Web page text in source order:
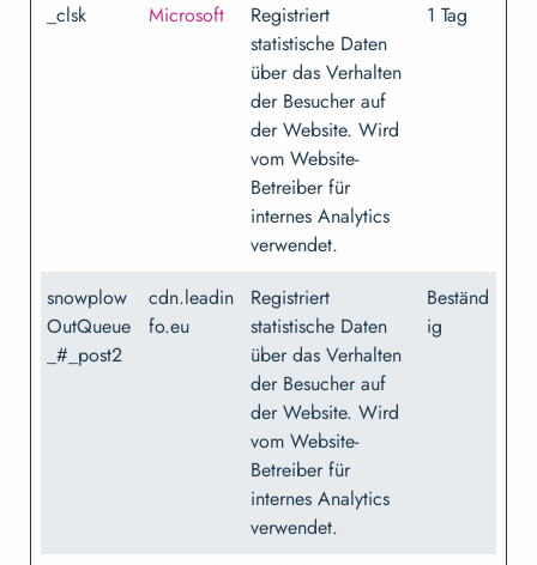
_clsk Microsoft
Registriert
statistische Daten
über das Verhalten
der Besucher auf
der Website. Wird
vom Website-
Betreiber für
internes Analytics
verwendet.
1 Tag
snowplow
OutQueue
_#_post2
cdn.leadin
fo.eu
Registriert
statistische Daten
über das Verhalten
der Besucher auf
der Website. Wird
vom Website-
Betreiber für
internes Analytics
verwendet.
Beständ
ig